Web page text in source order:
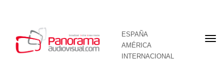
ESPAÑA
AMÉRICA
INTERNACIONAL